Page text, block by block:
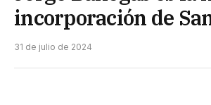
incorporación de
31 de julio de 2024